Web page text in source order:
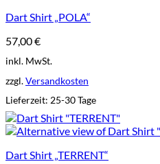
Dart Shirt „POLA“
57,00€
inkl. MwSt.
zzgl.Versandkosten
Lieferzeit: 25-30 Tage
Dart Shirt „TERRENT“